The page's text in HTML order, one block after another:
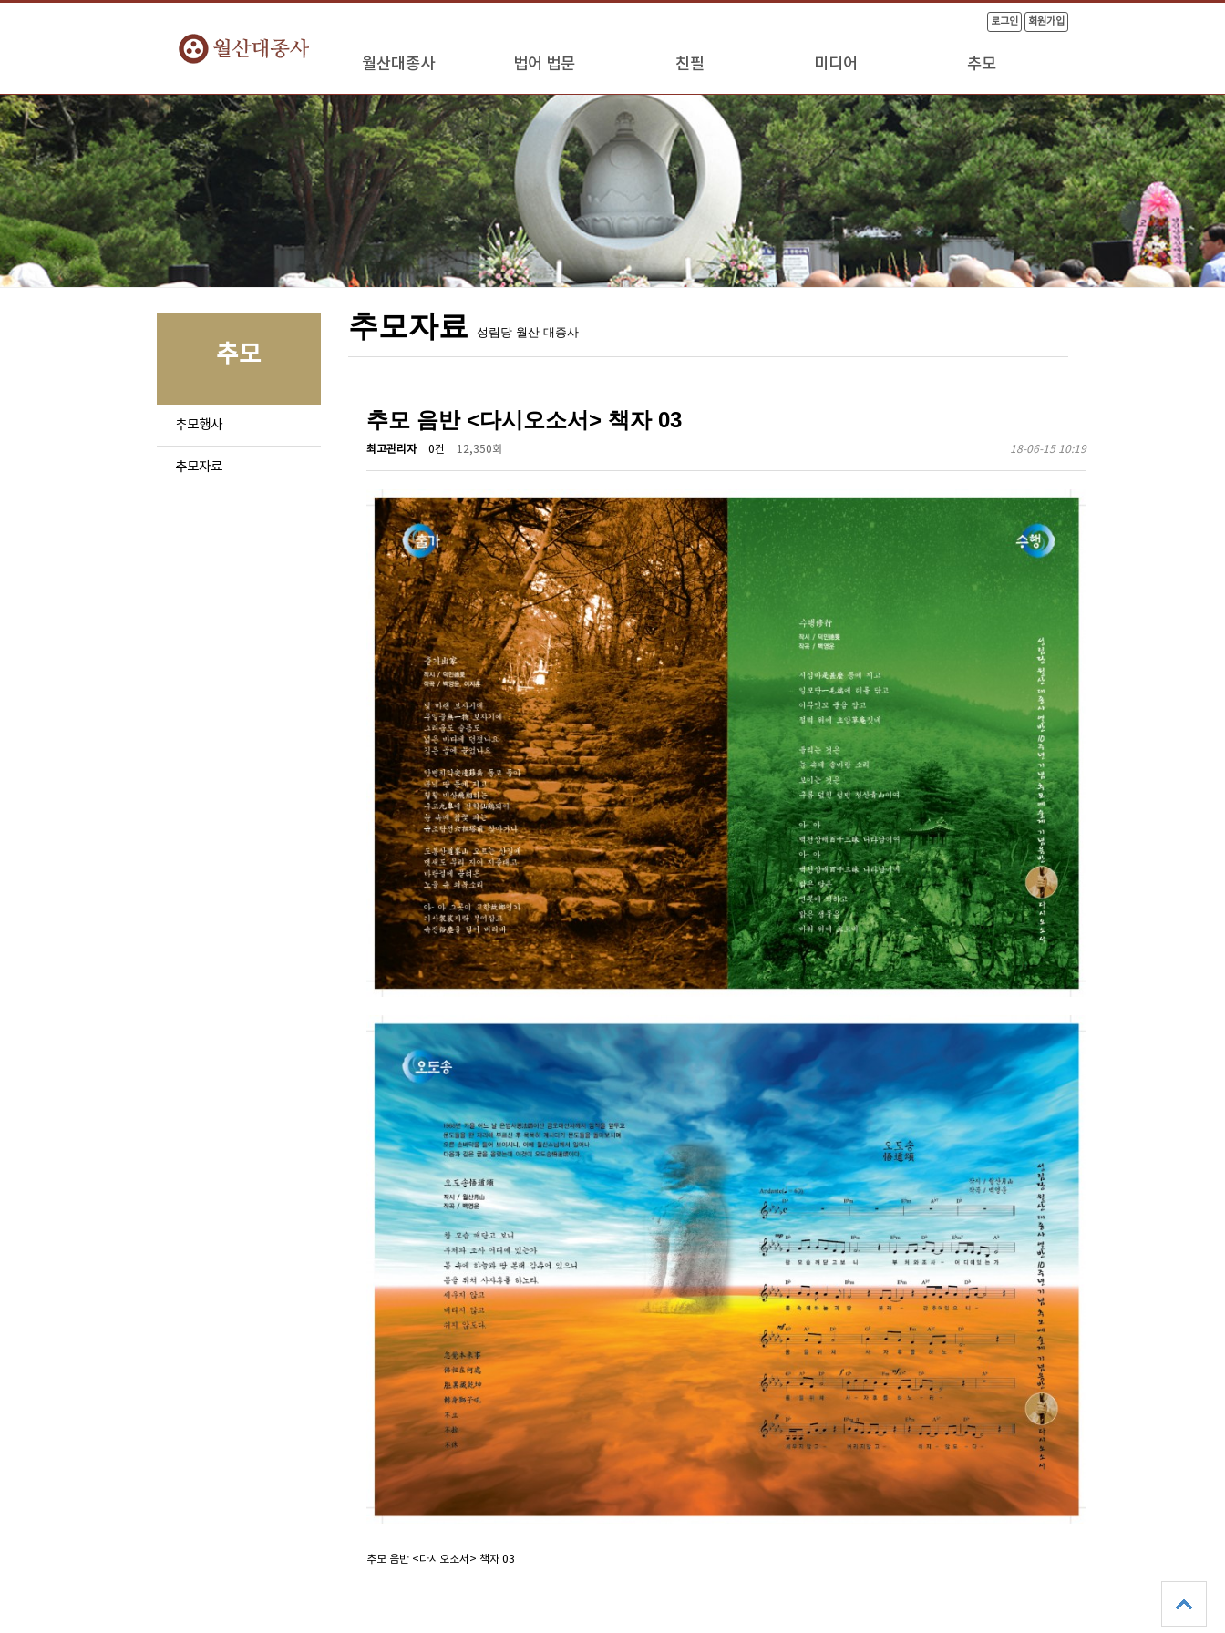
월산대종사 법어 법문 친필 미디어 추모
로그인 회원가입
추모
추모행사
추모자료
추모자료 성림당 월산 대종사
추모 음반 <다시오소서> 책자 03
최고관리자 0건 12,350회 18-06-15 10:19
추모 음반 <다시오소서> 책자 03